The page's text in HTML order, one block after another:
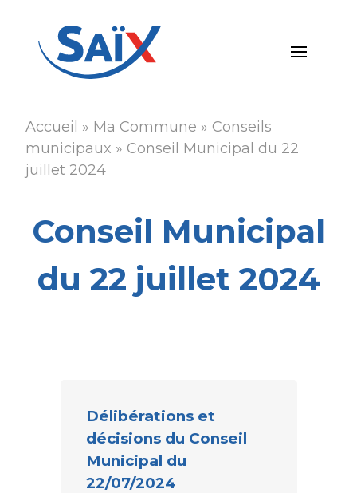
contenu
principal
d'Ariane
Accueil Ma Commune
Conseils
municipaux
Conseil Municipal du 22
juillet 2024
Conseil Municipal
du 22 juillet 2024
Délibérations et
décisions du Conseil
Municipal du
22/07/2024